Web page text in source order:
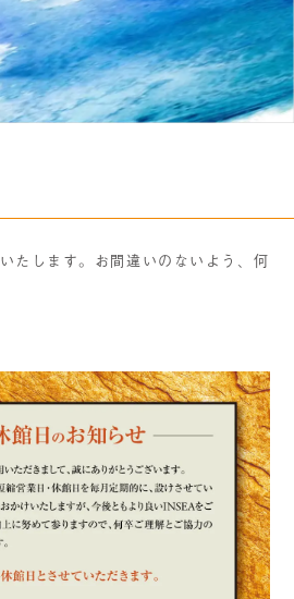
たします。お間違いのないよう、何